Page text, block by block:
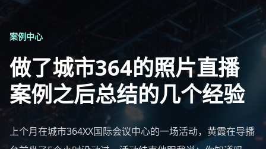
案例中心
做了城市364的照片直播
案例之后总结的几个经验
上个月在城市364XX国际会议中心的一场活动，黄霞在导播